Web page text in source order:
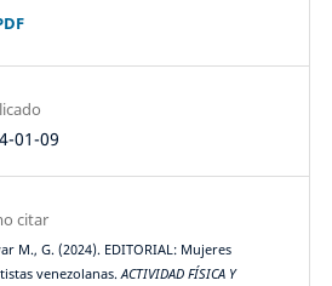
01-09
citar
M., G. (2024). EDITORIAL: Mujeres
venezolanas.ACTIVIDAD FÍSICA Y